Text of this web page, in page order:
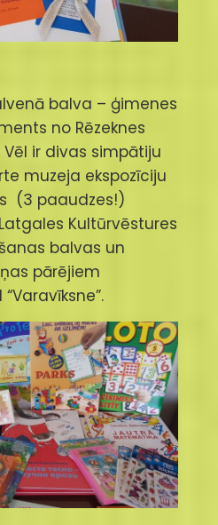
balva – ģimenes
no Rēzeknes
ir divas simpātiju
muzeja ekspozīciju
(3 paaudzes!)
Kultūrvēstures
balvas un
pārējiem